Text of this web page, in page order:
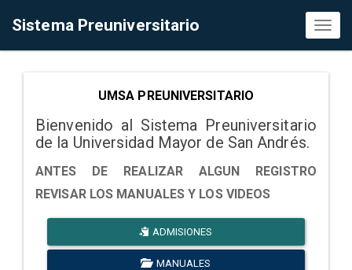
Sistema Preuniversitario
UMSA PREUNIVERSITARIO
Bienvenido al Sistema Preuniversitario
de la Universidad Mayor de San Andrés.
ANTES DE REALIZAR ALGUN REGISTRO
REVISAR LOS MANUALES Y LOS VIDEOS
ADMISIONES
MANUALES